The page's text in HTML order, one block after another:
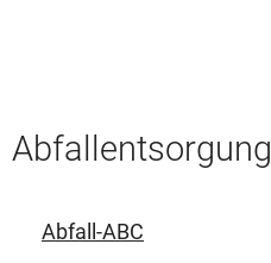
Abfallentsorgung
Abfall-ABC